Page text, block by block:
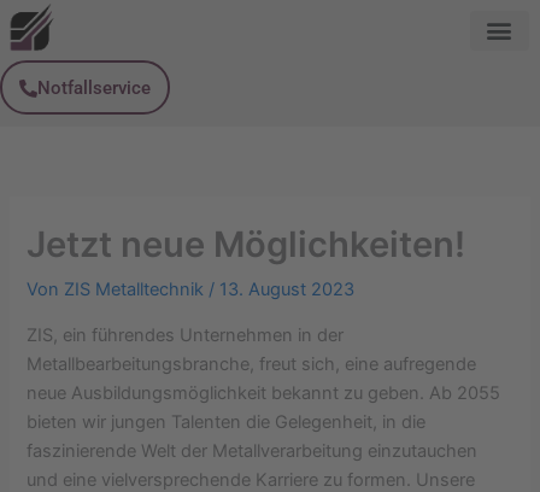
Zum
Inhalt
springen
Notfallservice
Jetzt neue Möglichkeiten!
Von ZIS Metalltechnik / 13. August 2023
ZIS, ein führendes Unternehmen in der
Metallbearbeitungsbranche, freut sich, eine aufregende
neue Ausbildungsmöglichkeit bekannt zu geben. Ab 2055
bieten wir jungen Talenten die Gelegenheit, in die
faszinierende Welt der Metallverarbeitung einzutauchen
und eine vielversprechende Karriere zu formen. Unsere